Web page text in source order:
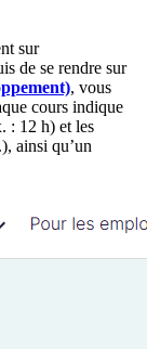
sur
de se rendre sur
, vous
cours indique
: 12 h) et les
ainsi qu’un